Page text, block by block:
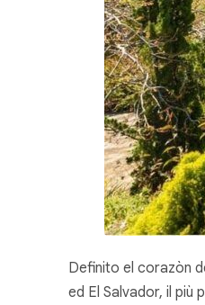
Definito el corazòn
ed El Salvador, il più